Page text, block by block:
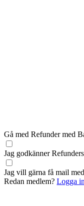
Gå med Refunder med
Jag godkänner Refunders
Jag vill gärna få mail
Redan medlem? Logga